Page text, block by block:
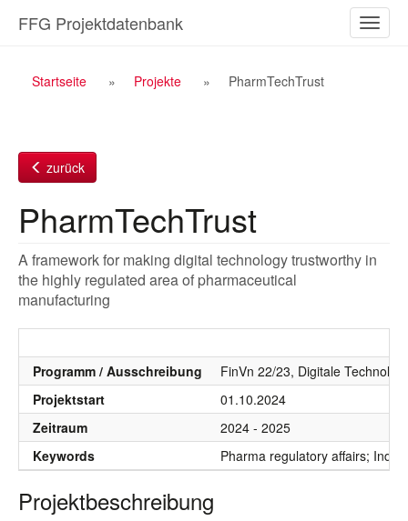
Inhalt
ein-/
FFG Projektdatenbank
Breadcrumb
Startseite Projekte PharmTechTrust
zurück
PharmTechTrust
A framework for making digital technology trustworthy in
the highly regulated area of pharmaceutical
manufacturing
Programm / Ausschreibung
FinVn 22/23, Digitale
Projektstart
01.10.2024
Zeitraum
2024 - 2025
Keywords
Pharma regulatory affairs;
Projektbeschreibung